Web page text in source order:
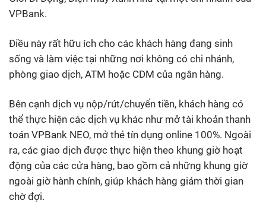
VPBank.
Điều này rất hữu ích cho các khách hàng đang sinh
sống và làm việc tại những nơi không có chi nhánh,
phòng giao dịch, ATM hoặc CDM của ngân hàng.
Bên cạnh dịch vụ nộp/rút/chuyển tiền, khách hàng có
thể thực hiện các dịch vụ khác như mở tài khoản thanh
toán VPBank NEO, mở thẻ tín dụng online 100%. Ngoài
ra, các giao dịch được thực hiện theo khung giờ hoạt
động của các cửa hàng, bao gồm cả những khung giờ
ngoài giờ hành chính, giúp khách hàng giảm thời gian
chờ đợi.